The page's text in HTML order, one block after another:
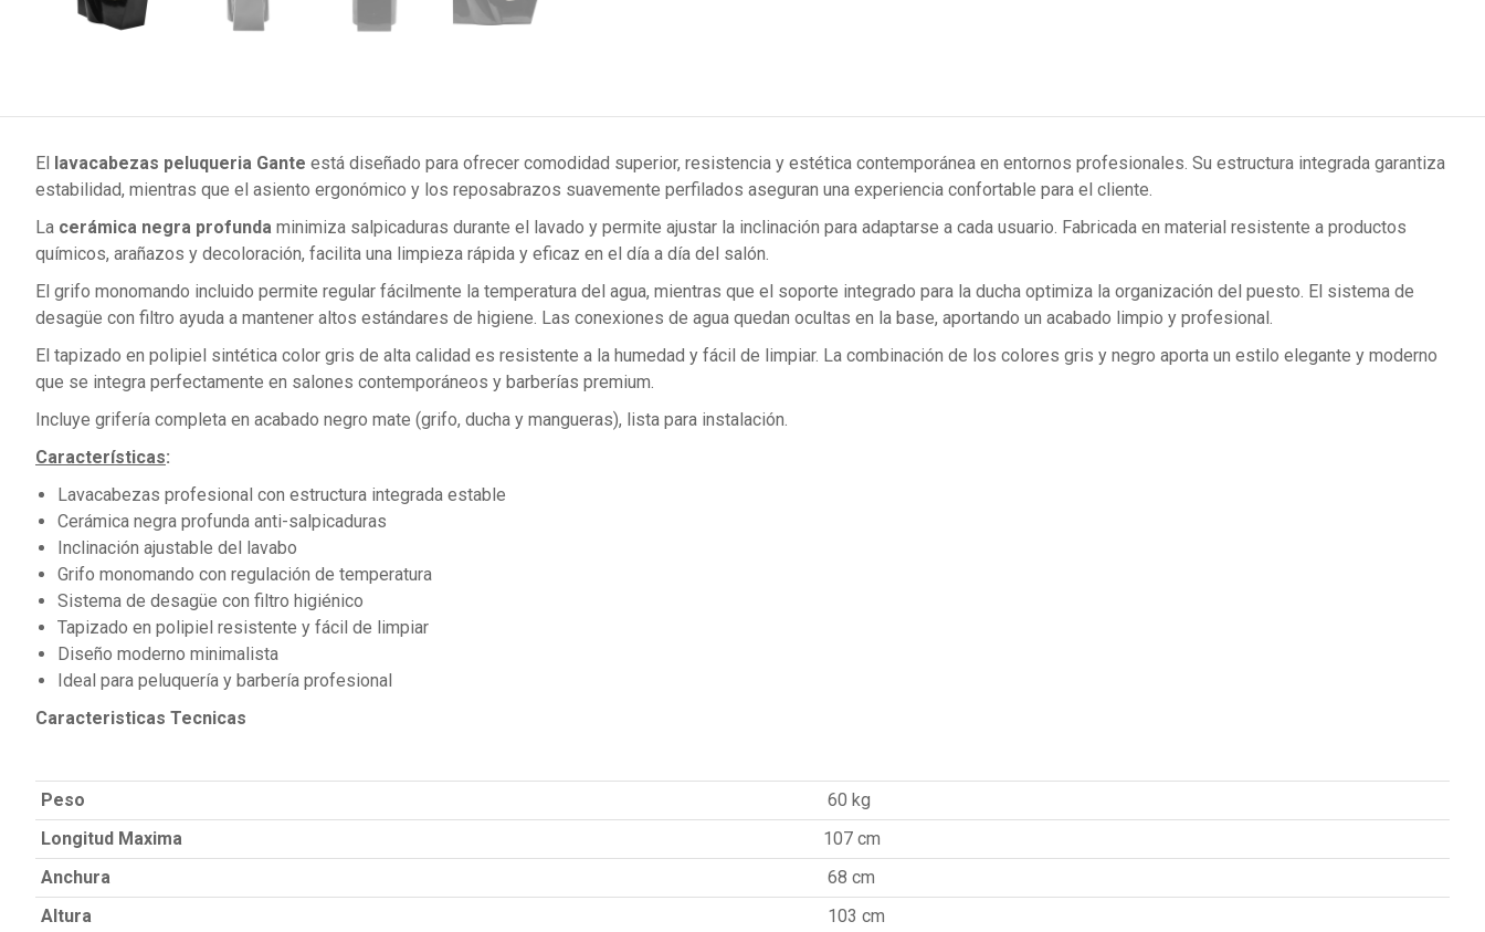
El lavacabezas peluqueria Gante está diseñado para ofrecer comodidad superior, resistencia y estética contemporánea en entornos profesionales. Su estructura integrada garantiza
estabilidad, mientras que el asiento ergonómico y los reposabrazos suavemente perfilados aseguran una experiencia confortable para el cliente.
La cerámica negra profunda minimiza salpicaduras durante el lavado y permite ajustar la inclinación para adaptarse a cada usuario. Fabricada en material resistente a productos
químicos, arañazos y decoloración, facilita una limpieza rápida y eficaz en el día a día del salón.
El grifo monomando incluido permite regular fácilmente la temperatura del agua, mientras que el soporte integrado para la ducha optimiza la organización del puesto. El sistema de
desagüe con filtro ayuda a mantener altos estándares de higiene. Las conexiones de agua quedan ocultas en la base, aportando un acabado limpio y profesional.
El tapizado en polipiel sintética color gris de alta calidad es resistente a la humedad y fácil de limpiar. La combinación de los colores gris y negro aporta un estilo elegante y moderno
que se integra perfectamente en salones contemporáneos y barberías premium.
Incluye grifería completa en acabado negro mate (grifo, ducha y mangueras), lista para instalación.
Características:
Lavacabezas profesional con estructura integrada estable
Cerámica negra profunda anti-salpicaduras
Inclinación ajustable del lavabo
Grifo monomando con regulación de temperatura
Sistema de desagüe con filtro higiénico
Tapizado en polipiel resistente y fácil de limpiar
Diseño moderno minimalista
Ideal para peluquería y barbería profesional
Caracteristicas Tecnicas
Peso
60 kg
Longitud Maxima
107 cm
Anchura
68 cm
Altura
103 cm